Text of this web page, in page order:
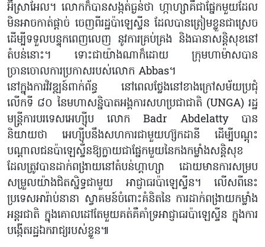
អ៊ីស្រាអែល។ លោកក៏បានសង្កត់ធ្ងន់ថា ហ្កាហ្សាគឺជាផ្នែកមួយដែល
មិនអាចកាត់ផ្ដាច់ ចេញពីរដ្ឋប៉ាឡេស្ទីន ដែលបានត្រៀមខ្លួនជាស្រេច
ដើម្បីទទួលបន្ទុកពេញលេញ នូវការគ្រប់គ្រង និងធានាសន្តិសុខនៅ
តំបន់នោះ។ ទោះជាយ៉ាងណាក៏ដោយ ក្រុមហាម៉ាសបាន
ច្រានចោលការប្រកាសរបស់លោក Abbas។
នៅក្នុងការវិវឌ្ឍន៍ពាក់ព័ន្ធ នៅពេលថ្លែងនៅខាងក្រៅសម័យប្រជុំ
លើកទី ៨០ នៃមហាសន្និបាតអង្គការសហប្រជាជាតិ (UNGA) រដ្ឋ
មន្ត្រីការបរទេសអេហ្ស៊ីប លោក Badr Abdelatty បាន
និយាយថា អេហ្ស៊ីបនឹងសហការជាមួយហ្ស៊កដានី ដើម្បីបណ្តុះ
បណ្តាលជនប៉ាឡេស្ទីនឱ្យក្លាយជាផ្នែកមួយនៃកងកម្លាំងសន្តិសុខ
ដែលត្រូវបានដាក់ពង្រាយនៅតំបន់ហ្គាហ្សា ដោយមានការសម្រប
សម្រួលយ៉ាងជិតស្និទ្ធជាមួយ អាជ្ញាធរប៉ាឡេស្ទីន។ លើសពីនេះ
ប្រទេសអារ៉ាប់នានា ស្វាគមន៍ចំពោះគំនិតនៃ ការដាក់ពង្រាយកម្លាំង
អន្តរជាតិ ក្នុងគោលដៅតែមួយគត់គឺគាំទ្រអាជ្ញាធរប៉ាឡេស្ទីន ក្នុងការ
បង្កើតរដ្ឋឯករាជ្យរបស់ខ្លួន៕